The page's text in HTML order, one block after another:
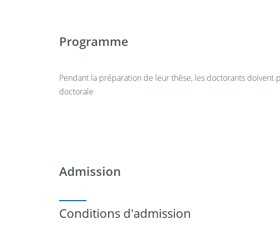
Programme
Pendant la préparation de leur thèse, les doctorants
doctorale
Admission
Conditions d'admission